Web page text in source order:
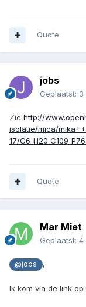
Quote
jobs
Geplaatst: 3
Zie http://
isolatie/mica/
17/
Quote
Mar Miet
Geplaatst: 4
@jobs ,
Ik kom via de link